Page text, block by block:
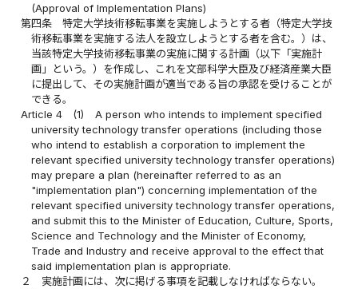
(Approval of Implementation Plans)
第四条
特定大学技術移転事業を実施しようとする者（特定大学技
術移転事業を実施する法人を設立しようとする者を含む。）は、
当該特定大学技術移転事業の実施に関する計画（以下「実施計
画」という。）を作成し、これを文部科学大臣及び経済産業大臣
に提出して、その実施計画が適当である旨の承認を受けることが
できる。
Article 4
(1)
A person who intends to implement specified
university technology transfer operations (including those
who intend to establish a corporation to implement the
relevant specified university technology transfer operations)
may prepare a plan (hereinafter referred to as an
"implementation plan") concerning implementation of the
relevant specified university technology transfer operations,
and submit this to the Minister of Education, Culture, Sports,
Science and Technology and the Minister of Economy,
Trade and Industry and receive approval to the effect that
said implementation plan is appropriate.
２
実施計画には、次に掲げる事項を記載しなければならない。